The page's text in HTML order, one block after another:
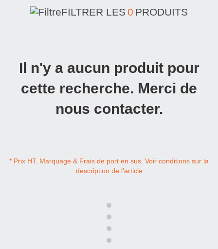
FILTRER LES 0 PRODUITS
Il n'y a aucun produit pour
cette recherche. Merci de
nous contacter.
* Prix HT. Marquage & Frais de port en sus. Voir conditions sur la
description de l’article